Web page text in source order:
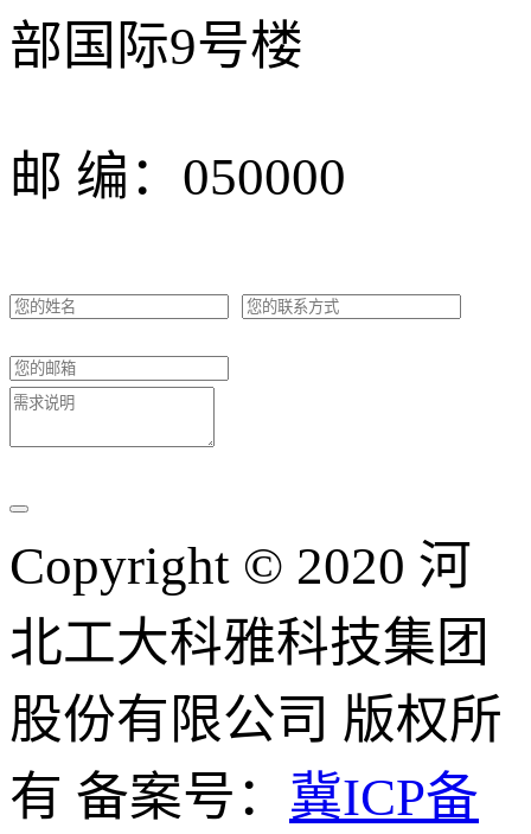
部国际9号楼
邮 编：050000
Copyright © 2020 河
北工大科雅科技集团
股份有限公司 版权所
有 备案号： 冀ICP备